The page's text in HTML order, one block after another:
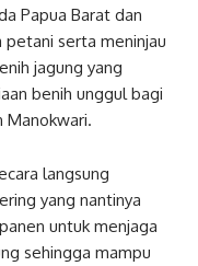
Papua Barat dan
petani serta meninjau
jagung yang
benih unggul bagi
Manokwari.
langsung
yang nantinya
untuk menjaga
sehingga mampu